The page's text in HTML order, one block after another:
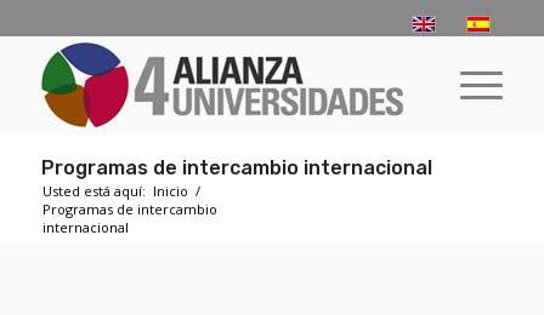
Programas de intercambio internacional
Usted está aquí: Inicio /
Programas de intercambio
internacional